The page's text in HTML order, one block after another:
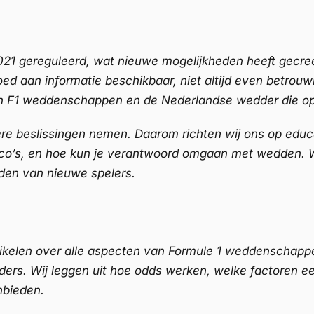
gereguleerd, wat nieuwe mogelijkheden heeft
aan informatie beschikbaar, niet altijd even
weddenschappen en de Nederlandse wedder die
beslissingen nemen. Daarom richten wij ons op
en hoe kun je verantwoord omgaan met
van nieuwe spelers.
over alle aspecten van Formule 1
Wij leggen uit hoe odds werken, welke factoren